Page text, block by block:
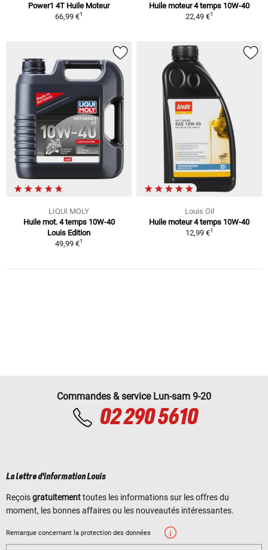
Power1 4T Huile Moteur
66,99 €1
Huile moteur 4 temps 10W-40
22,49 €1
LIQUI MOLY
Huile mot. 4 temps 10W-40
Louis Edition
49,99 €1
Louis Oil
Huile moteur 4 temps 10W-40
12,99 €1
Commandes & service Lun-sam 9-20
02 290 5610
La lettre d'information Louis
Reçoisgratuitementtoutes les informations sur les offres du
moment, les bonnes affaires ou les nouveautés intéressantes.
Remarque concernant la protection des données